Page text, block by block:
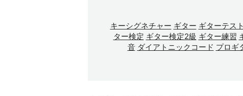
キーシグネチャー ギター ギターテスト
ター検定 ギター検定2級 ギター練習
音 ダイアトニックコード プロギ